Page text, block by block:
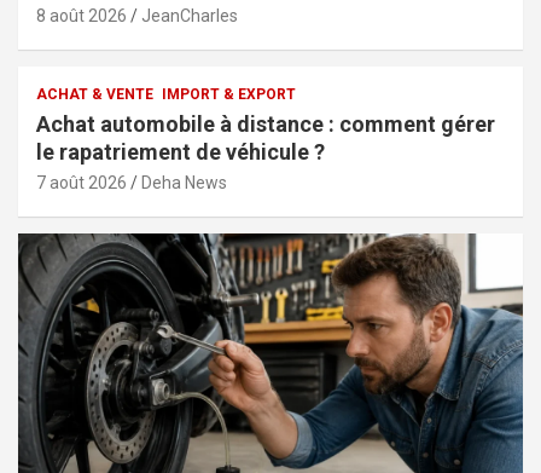
8 août 2026 JeanCharles
ACHAT & VENTE IMPORT & EXPORT
Achat automobile à distance : comment gérer
le rapatriement de véhicule ?
7 août 2026 Deha News